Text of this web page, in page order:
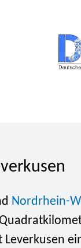
Nordrhein-